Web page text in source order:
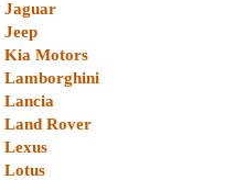
Jaguar
Jeep
Kia Motors
Lamborghini
Lancia
Land Rover
Lexus
Lotus